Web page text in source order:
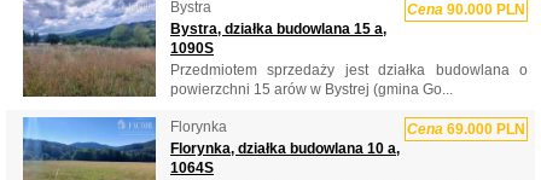
Bystra Cena 90.000 PLN
Bystra, działka budowlana 15 a,
1090S
Przedmiotem sprzedaży jest działka budowlana o
powierzchni 15 arów w Bystrej (gmina Go...
Florynka Cena 69.000 PLN
Florynka, działka budowlana 10 a,
1064S